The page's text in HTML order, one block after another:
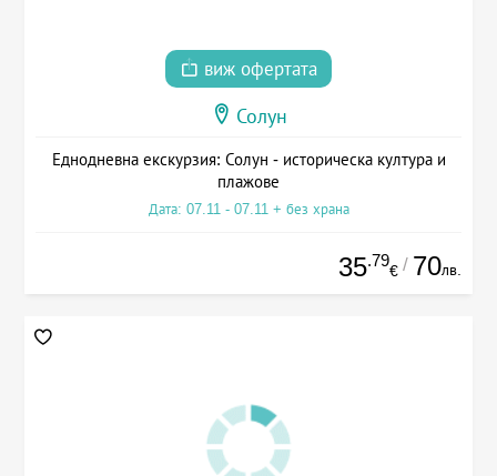
виж офертата
Солун
Еднодневна екскурзия: Солун - историческа култура и
плажове
Дата: 07.11 - 07.11 + без храна
35.79
€ / 70лв.